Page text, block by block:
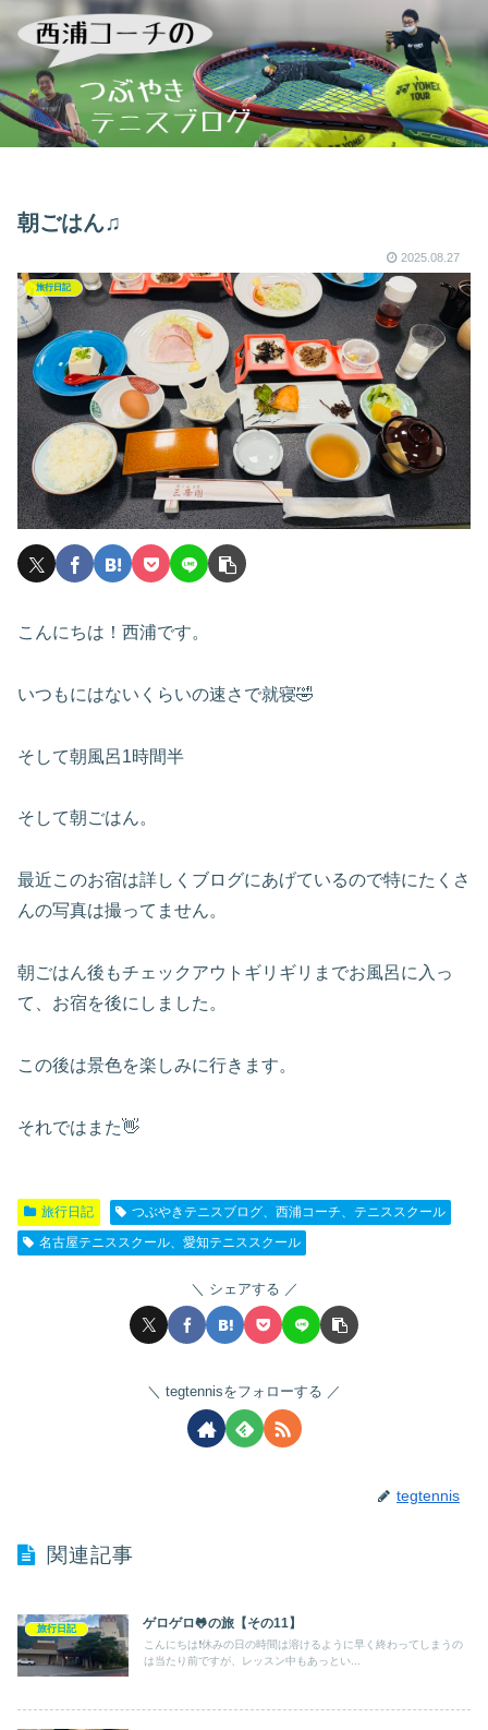
朝ごはん♫
2025.08.27
旅行日記
こんにちは！西浦です。
いつもにはないくらいの速さで就寝🤣
そして朝風呂1時間半
そして朝ごはん。
最近このお宿は詳しくブログにあげているので特にたくさ
んの写真は撮ってません。
朝ごはん後もチェックアウトギリギリまでお風呂に入っ
て、お宿を後にしました。
この後は景色を楽しみに行きます。
それではまた👋
旅行日記
つぶやきテニスブログ、西浦コーチ、テニススクール
名古屋テニススクール、愛知テニススクール
シェアする
tegtennisをフォローする
tegtennis
関連記事
旅行日記 ゲロゲロ🐸の旅【その11】
こんにちは❗️休みの日の時間は溶けるように早く終わってしまうの
は当たり前ですが、レッスン中もあっとい...